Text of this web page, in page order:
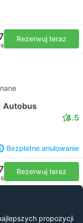
Rezerwuj teraz
Autobus
4.5
Bezpłatne anulowanie
Rezerwuj teraz
propozycji